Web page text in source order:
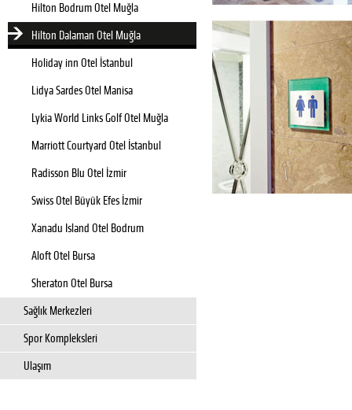
Hilton Bodrum Otel Muğla
Hilton Dalaman Otel Muğla
Holiday inn Otel İstanbul
Lidya Sardes Otel Manisa
Lykia World Links Golf Otel Muğla
Marriott Courtyard Otel İstanbul
Radisson Blu Otel İzmir
Swiss Otel Büyük Efes İzmir
Xanadu Island Otel Bodrum
Aloft Otel Bursa
Sheraton Otel Bursa
Sağlık Merkezleri
Spor Kompleksleri
Ulaşım